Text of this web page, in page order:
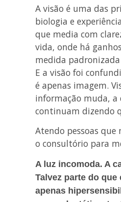
A visão é uma das
biologia e
que media com
vida, onde há
medida
E a visão foi
é apenas imagem.
informação muda, a
continuam dizendo
Atendo pessoas
o consultório para
A luz incomoda. A
Talvez parte do
apenas